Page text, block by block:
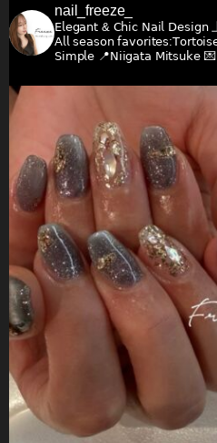
nail_freeze_
𝖤𝗅𝖾𝗀𝖺𝗇𝗍 & 𝖢𝗁𝗂𝖼 𝖭𝖺𝗂𝗅 𝖣𝖾𝗌𝗂𝗀𝗇
𝖠𝗅𝗅 𝗌𝖾𝖺𝗌𝗈𝗇
𝖲𝗂𝗆𝗉𝗅𝖾 📍𝖭𝗂𝗂𝗀𝖺𝗍𝖺 𝖬𝗂𝗍𝗌𝗎𝗄𝖾💌